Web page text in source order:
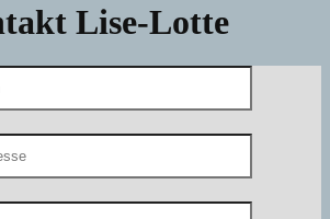
Lise-Lotte